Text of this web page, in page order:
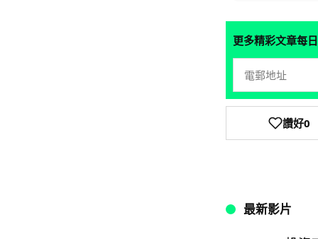
更多精彩文章每
讚好0
最新影片